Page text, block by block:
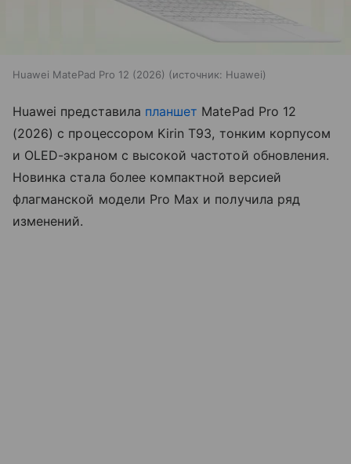
Huawei MatePad Pro 12 (2026) источник: Huawei
Huawei представила планшет MatePad Pro 12
(2026) с процессором Kirin T93, тонким корпусом
и OLED-экраном с высокой частотой обновления.
Новинка стала более компактной версией
флагманской модели Pro Max и получила ряд
изменений.